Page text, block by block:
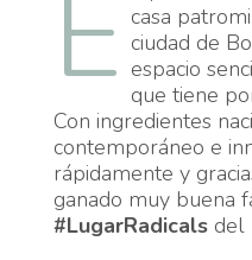
E casa
ciudad de
espacio
que tiene
Con ingredientes
contemporáneo e
rápidamente y
ganado muy buena
#LugarRadicals del